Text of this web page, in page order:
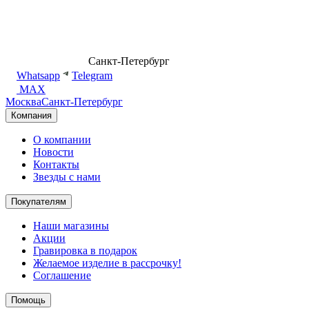
Санкт-Петербург
Whatsapp
Telegram
MAX
МоскваСанкт-Петербург
Компания
О компании
Новости
Контакты
Звезды с нами
Покупателям
Наши магазины
Акции
Гравировка в подарок
Желаемое изделие в рассрочку!
Соглашение
Помощь